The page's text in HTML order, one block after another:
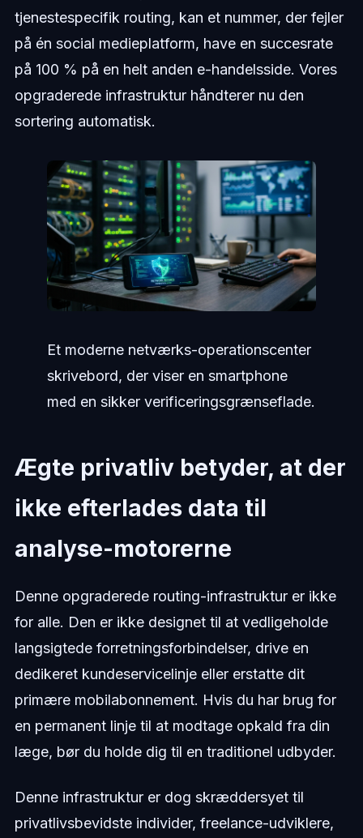
tjenestespecifik routing, kan et nummer, der fejler
på én social medieplatform, have en succesrate
på 100 % på en helt anden e-handelsside. Vores
opgraderede infrastruktur håndterer nu den
sortering automatisk.
Et moderne netværks-operationscenter
skrivebord, der viser en smartphone
med en sikker verificeringsgrænseflade.
Ægte privatliv betyder, at der
ikke efterlades data til
analyse-motorerne
Denne opgraderede routing-infrastruktur er ikke
for alle. Den er ikke designet til at vedligeholde
langsigtede forretningsforbindelser, drive en
dedikeret kundeservicelinje eller erstatte dit
primære mobilabonnement. Hvis du har brug for
en permanent linje til at modtage opkald fra din
læge, bør du holde dig til en traditionel udbyder.
Denne infrastruktur er dog skræddersyet til
privatlivsbevidste individer, freelance-udviklere,